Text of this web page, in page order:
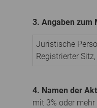
3. Angaben zum
Juristische
Registrierter
4. Namen der
mit 3% oder